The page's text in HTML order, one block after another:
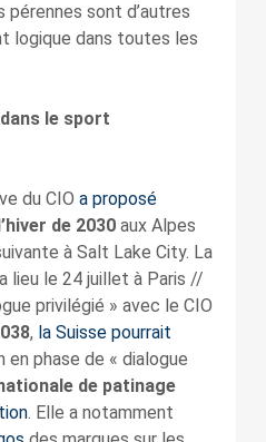
sont d’autres
logique dans toutes les
dans le sport
du CIO a proposé
de 2030aux Alpes
à Salt Lake City. La
lieu le 24 juillet à Paris //
privilégié » avec le CIO
, la Suisse pourrait
en phase de « dialogue
de patinage
. Elle a notamment